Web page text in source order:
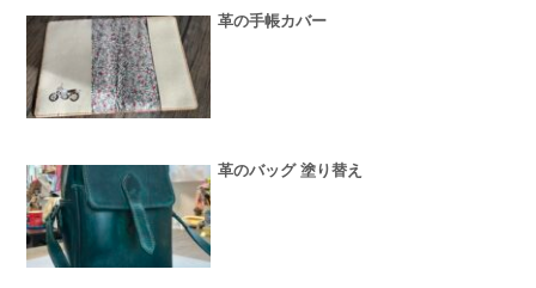
革の手帳カバー
革のバッグ 塗り替え